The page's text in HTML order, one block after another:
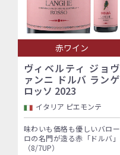
赤ワイン
ヴィベルティ ジョヴ
ァンニ ドルバ ランゲ
ロッソ 2023
イタリア ピエモンテ
味わいも価格も優しいバロー
ロの名門が造る赤「ドルバ」
（8/7UP）